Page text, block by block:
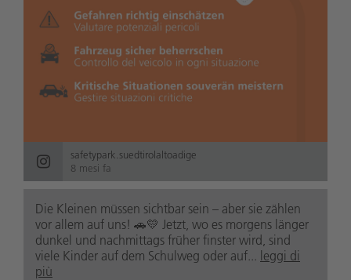
safetypark.suedtirolaltoadige
8 mesi fa
Die Kleinen müssen sichtbar sein – aber sie zählen
vor allem auf uns! 🚗💛 Jetzt, wo es morgens länger
dunkel und nachmittags früher finster wird, sind
viele Kinder auf dem Schulweg oder auf... leggi di
più